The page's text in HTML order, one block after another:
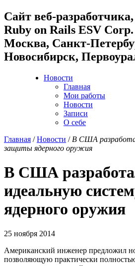
Cайт веб-
Ruby on Rails ESV
Москва, Санкт-
Новосибирск,
Новости
Главная
Мои работы
Новости
Записи
О себе
Главная /Новости / В США
защиты ядерного оружия
В США
идеальную
ядерного оружия
25 ноября 2014
Американский инженер предложил
позволяющую практически